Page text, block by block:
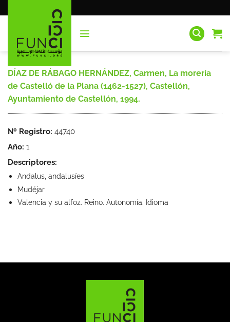
al
DÍAZ DE RÁBAGO HERNÁNDEZ, Carmen, La morería
de Castelló de la Plana (1462-1527), Castellón,
Ayuntamiento de Castellón, 1994.
Nº Registro: 44740
Año: 1
Descriptores:
Andalus, andalusíes
Mudéjar
Valencia y su alfoz. Reino. Autonomía. Idioma